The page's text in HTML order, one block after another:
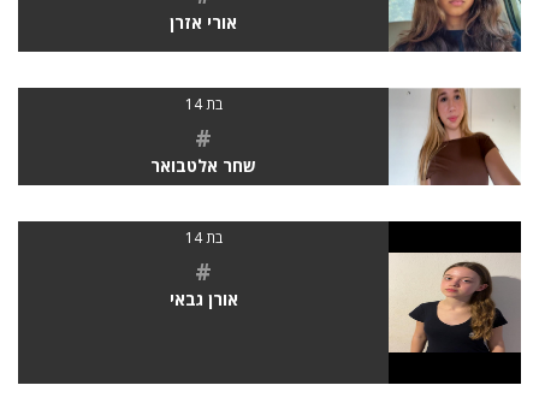
אורי אזרן
בת 14
#
שחר אלטבואר
בת 14
#
אורן גבאי